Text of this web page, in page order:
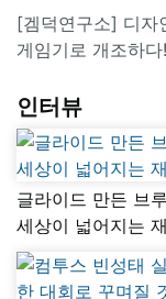
[겜덕연구소] 디자
게임기로 개조하다!
인터뷰
글라이드 만든 브
세상이 넓어지는